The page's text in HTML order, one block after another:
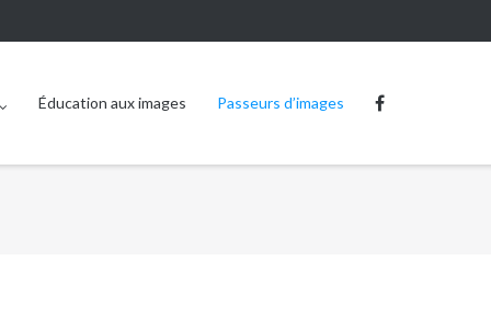
Éducation aux images Passeurs d’images